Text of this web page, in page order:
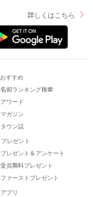
詳しくはこちら
おすすめ
名前ランキング検索
アワード
マガジン
タウン誌
プレゼント
プレゼント＆アンケート
全員無料プレゼント
ファーストプレゼント
アプリ